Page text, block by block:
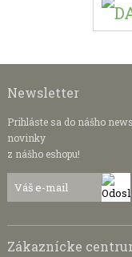
Newsletter
Prihláste sa do nášho
novinky
z nášho eshopu!
Zákaznícke